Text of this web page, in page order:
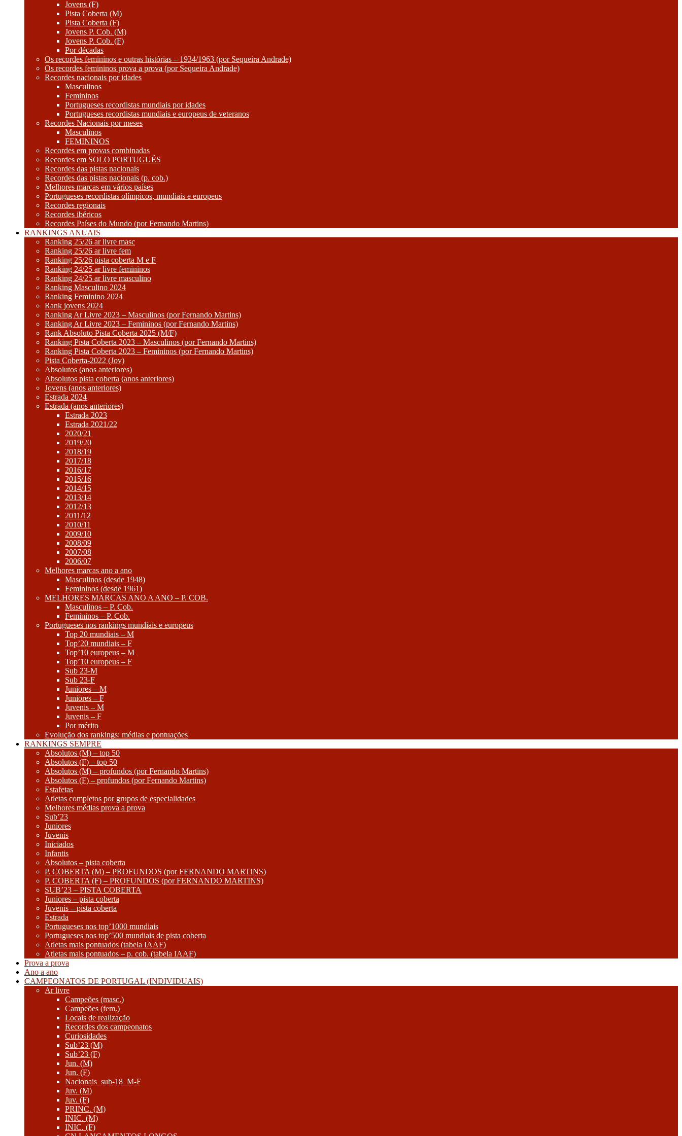
Jovens (F)
Pista Coberta (M)
Pista Coberta (F)
Jovens P. Cob. (M)
Jovens P. Cob. (F)
Por décadas
Os recordes femininos e outras histórias – 1934/1963 (por Sequeira Andrade)
Os recordes femininos prova a prova (por Sequeira Andrade)
Recordes nacionais por idades
Masculinos
Femininos
Portugueses recordistas mundiais por idades
Portugueses recordistas mundiais e europeus de veteranos
Recordes Nacionais por meses
Masculinos
FEMININOS
Recordes em provas combinadas
Recordes em SOLO PORTUGUÊS
Recordes das pistas nacionais
Recordes das pistas nacionais (p. cob.)
Melhores marcas em vários países
Portugueses recordistas olímpicos, mundiais e europeus
Recordes regionais
Recordes ibéricos
Recordes Países do Mundo (por Fernando Martins)
RANKINGS ANUAIS
Ranking 25/26 ar livre masc
Ranking 25/26 ar livre fem
Ranking 25/26 pista coberta M e F
Ranking 24/25 ar livre femininos
Ranking 24/25 ar livre masculino
Ranking Masculino 2024
Ranking Feminino 2024
Rank jovens 2024
Ranking Ar Livre 2023 – Masculinos (por Fernando Martins)
Ranking Ar Livre 2023 – Femininos (por Fernando Martins)
Rank Absoluto Pista Coberta 2025 (M/F)
Ranking Pista Coberta 2023 – Masculinos (por Fernando Martins)
Ranking Pista Coberta 2023 – Femininos (por Fernando Martins)
Pista Coberta-2022 (Jov)
Absolutos (anos anteriores)
Absolutos pista coberta (anos anteriores)
Jovens (anos anteriores)
Estrada 2024
Estrada (anos anteriores)
Estrada 2023
Estrada 2021/22
2020/21
2019/20
2018/19
2017/18
2016/17
2015/16
2014/15
2013/14
2012/13
2011/12
2010/11
2009/10
2008/09
2007/08
2006/07
Melhores marcas ano a ano
Masculinos (desde 1948)
Femininos (desde 1961)
MELHORES MARCAS ANO A ANO – P. COB.
Masculinos – P. Cob.
Femininos – P. Cob.
Portugueses nos rankings mundiais e europeus
Top 20 mundiais – M
Top’20 mundiais – F
Top’10 europeus – M
Top’10 europeus – F
Sub 23-M
Sub 23-F
Juniores – M
Juniores – F
Juvenis – M
Juvenis – F
Por mérito
Evolução dos rankings: médias e pontuações
RANKINGS SEMPRE
Absolutos (M) – top 50
Absolutos (F) – top 50
Absolutos (M) – profundos (por Fernando Martins)
Absolutos (F) – profundos (por Fernando Martins)
Estafetas
Atletas completos por grupos de especialidades
Melhores médias prova a prova
Sub’23
Juniores
Juvenis
Iniciados
Infantis
Absolutos – pista coberta
P. COBERTA (M) – PROFUNDOS (por FERNANDO MARTINS)
P. COBERTA (F) – PROFUNDOS (por FERNANDO MARTINS)
SUB’23 – PISTA COBERTA
Juniores – pista coberta
Juvenis – pista coberta
Estrada
Portugueses nos top’1000 mundiais
Portugueses nos top’500 mundiais de pista coberta
Atletas mais pontuados (tabela IAAF)
Atletas mais pontuados – p. cob. (tabela IAAF)
Prova a prova
Ano a ano
CAMPEONATOS DE PORTUGAL (INDIVIDUAIS)
Ar livre
Campeões (masc.)
Campeões (fem.)
Locais de realização
Recordes dos campeonatos
Curiosidades
Sub’23 (M)
Sub’23 (F)
Jun. (M)
Jun. (F)
Nacionais_sub-18_M-F
Juv. (M)
Juv. (F)
PRINC. (M)
INIC. (M)
INIC. (F)